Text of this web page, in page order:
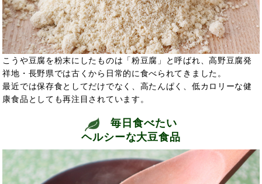
こうや豆腐を粉末にしたものは「粉豆腐」と呼ばれ、高野豆腐発
祥地・長野県では古くから日常的に食べられてきました。
最近では保存食としてだけでなく、高たんぱく、低カロリーな健
康食品としても再注目されています。
毎日食べたい
ヘルシーな大豆食品